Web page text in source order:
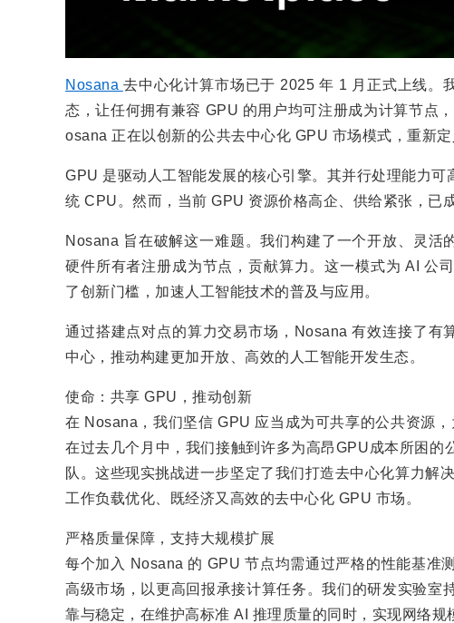
Nosana 去中心化计算市场已于 2025 年 1 月正式上线。
态，让任何拥有兼容 GPU 的用户均可注册成为计算节点
osana 正在以创新的公共去中心化 GPU 市场模式，重新定
GPU 是驱动人工智能发展的核心引擎。其并行处理能力
统 CPU。然而，当前 GPU 资源价格高企、供给紧张，已
Nosana 旨在破解这一难题。我们构建了一个开放、灵
硬件所有者注册成为节点，贡献算力。这一模式为 AI 公
了创新门槛，加速人工智能技术的普及与应用。
通过搭建点对点的算力交易市场，Nosana 有效连接了有
中心，推动构建更加开放、高效的人工智能开发生态。
使命：共享 GPU，推动创新
在 Nosana，我们坚信 GPU 应当成为可共享的公共资源
在过去几个月中，我们接触到许多为高昂GPU成本所困的
队。这些现实挑战进一步坚定了我们打造去中心化算力解
工作负载优化、既经济又高效的去中心化 GPU 市场。
严格质量保障，支持大规模扩展
每个加入 Nosana 的 GPU 节点均需通过严格的性能基准
高级市场，以更高回报承接计算任务。我们的研发实验室
靠与稳定，在维护高标准 AI 推理质量的同时，实现网络规